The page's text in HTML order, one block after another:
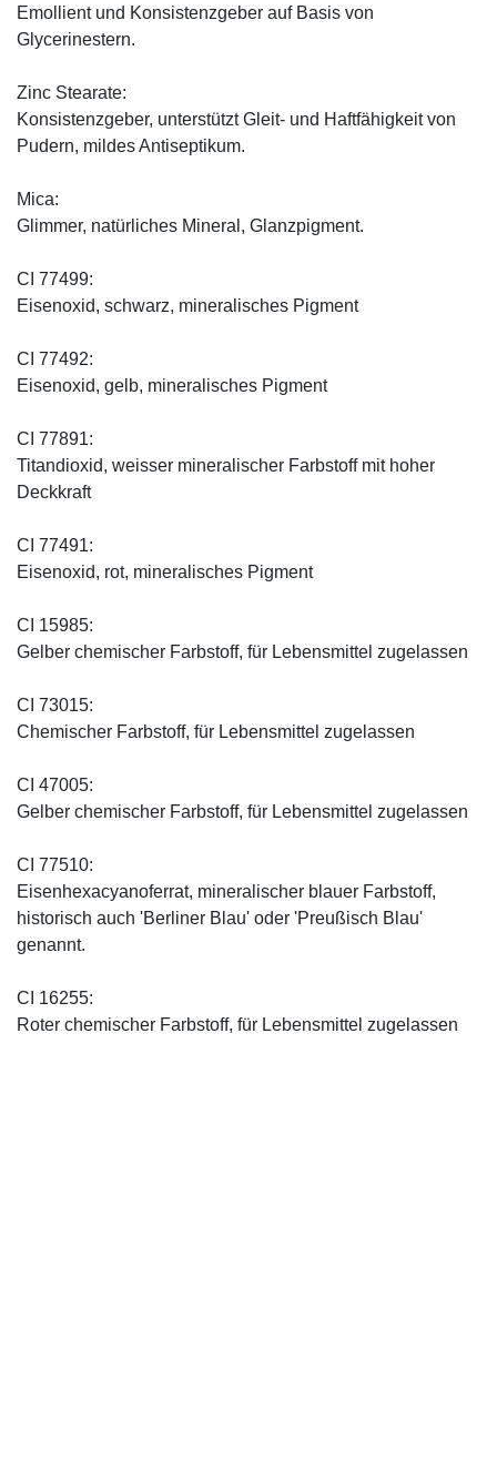
Emollient und Konsistenzgeber auf Basis von
Glycerinestern.
Zinc Stearate:
Konsistenzgeber, unterstützt Gleit- und Haftfähigkeit von
Pudern, mildes Antiseptikum.
Mica:
Glimmer, natürliches Mineral, Glanzpigment.
CI 77499:
Eisenoxid, schwarz, mineralisches Pigment
CI 77492:
Eisenoxid, gelb, mineralisches Pigment
CI 77891:
Titandioxid, weisser mineralischer Farbstoff mit hoher
Deckkraft
CI 77491:
Eisenoxid, rot, mineralisches Pigment
CI 15985:
Gelber chemischer Farbstoff, für Lebensmittel zugelassen
CI 73015:
Chemischer Farbstoff, für Lebensmittel zugelassen
CI 47005:
Gelber chemischer Farbstoff, für Lebensmittel zugelassen
CI 77510:
Eisenhexacyanoferrat, mineralischer blauer Farbstoff,
historisch auch 'Berliner Blau' oder 'Preußisch Blau'
genannt.
CI 16255:
Roter chemischer Farbstoff, für Lebensmittel zugelassen